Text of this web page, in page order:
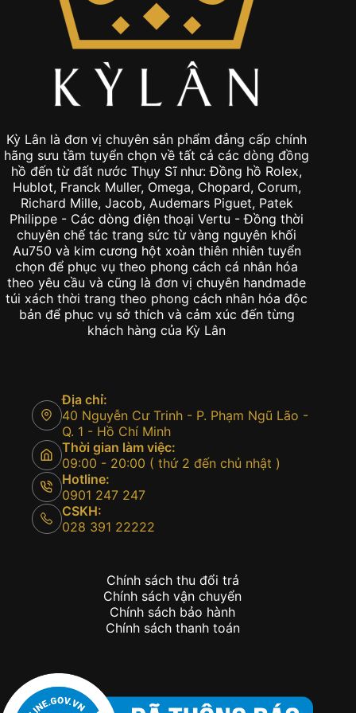
Kỳ Lân là đơn vị chuyên sản phẩm đẳng cấp chính
hãng sưu tầm tuyển chọn về tất cả các dòng đồng
hồ đến từ đất nước Thụy Sĩ như: Đồng hồ Rolex,
Hublot, Franck Muller, Omega, Chopard, Corum,
Richard Mille, Jacob, Audemars Piguet, Patek
Philippe - Các dòng điện thoại Vertu - Đồng thời
chuyên chế tác trang sức từ vàng nguyên khối
Au750 và kim cương hột xoàn thiên nhiên tuyển
chọn để phục vụ theo phong cách cá nhân hóa
theo yêu cầu và cũng là đơn vị chuyên handmade
túi xách thời trang theo phong cách nhân hóa độc
bản để phục vụ sở thích và cảm xúc đến từng
khách hàng của Kỳ Lân
Địa chỉ:
40 Nguyễn Cư Trinh - P. Phạm Ngũ Lão -
Q. 1 - Hồ Chí Minh
Thời gian làm việc:
09:00 - 20:00 ( thứ 2 đến chủ nhật )
Hotline:
0901 247 247
CSKH:
028 391 22222
Chính sách thu đổi trả
Chính sách vận chuyển
Chính sách bảo hành
Chính sách thanh toán